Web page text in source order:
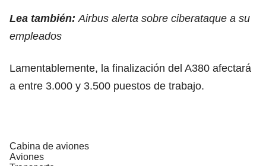
Lea también: Airbus alerta sobre ciberataque a su
empleados
Lamentablemente, la finalización del A380 afectará
a entre 3.000 y 3.500 puestos de trabajo.
Cabina de aviones
Aviones